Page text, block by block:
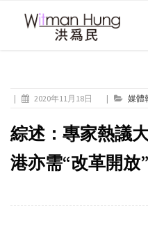
| 2020年11月18日 | 媒體
綜述：專家熱議
港亦需“改革開放”